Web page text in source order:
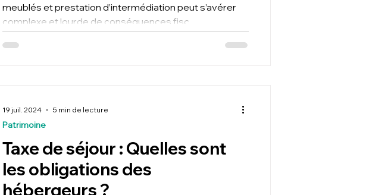
meublés et prestation d’intermédiation peut s’avérer
complexe et lourde de conséquences fisc
Taxe de séjour : Quelles sont
les obligations des
hébergeurs ?
Patrimoine
19 juil. 2024 5 min de lecture